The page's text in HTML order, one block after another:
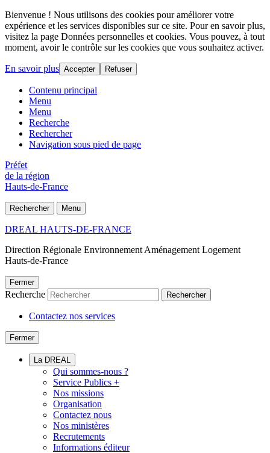
Bienvenue ! Nous utilisons des cookies pour améliorer votre
expérience et les services disponibles sur ce site. Pour en savoir plus,
visitez la page Données personnelles et cookies. Vous pouvez, à tout
moment, avoir le contrôle sur les cookies que vous souhaitez activer.
En savoir plus Accepter Refuser
Contenu principal
Menu
Menu
Recherche
Rechercher
Navigation sous pied de page
Préfet
de la région
Hauts-de-France
Rechercher Menu
DREAL HAUTS-DE-FRANCE
Direction Régionale Environnement Aménagement Logement
Hauts-de-France
Fermer
Recherche Rechercher
Contactez nos services
Fermer
La DREAL
Qui sommes-nous ?
Service Publics +
Nos missions
Organisation
Contactez nous
Nos ministères
Recrutements
Informations éditeur